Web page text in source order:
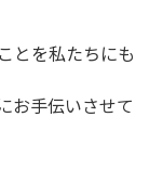
とを私たちにも
お手伝いさせて